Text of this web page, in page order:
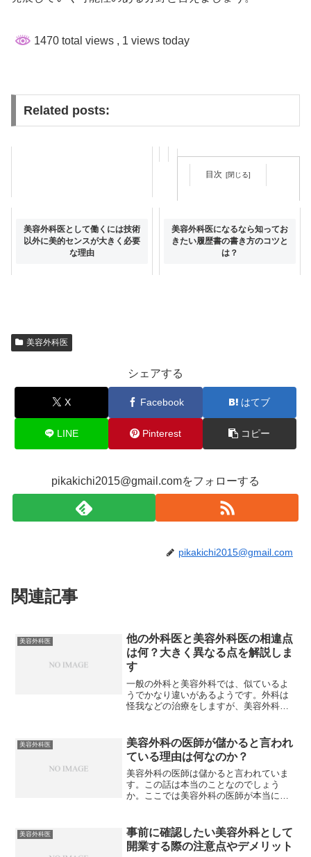
1470 total views , 1 views today
Related posts:
目次
美容外科医として働くための医
師免許を大学で取得する流れ
美容外科医として働くには技術
以外に美的センスが大きく必要
な理由
美容外科医になるなら知ってお
きたい履歴書の書き方のコツと
は？
美容外科医
シェアする
X Facebook はてブ
LINE Pinterest コピー
pikakichi2015@gmail.comをフォローする
pikakichi2015@gmail.com
関連記事
美容外科医
他の外科医と美容外科医の相違点
は何？大きく異なる点を解説しま
す
一般の外科と美容外科では、似ているよ
うでかなり違いがあるようです。外科は
怪我などの治療をしますが、美容外科で
せんが、美容外科の患者様には圧倒的に
女性が多いことも特徴とし...
美容外科医
美容外科の医師が儲かると言われ
ている理由は何なのか？
美容外科の医師は儲かると言われていま
す。この話は本当のことなのでしょう
か。ここでは美容外科の医師が本当に儲
儲かるのかという話ですが、これについ
ては本当のことです。勤務医...
美容外科医
事前に確認したい美容外科として
開業する際の注意点やデメリット